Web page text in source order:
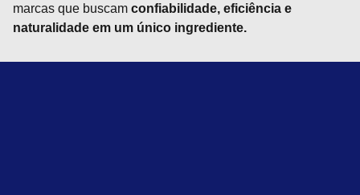
marcas que buscam confiabilidade, eficiência e
naturalidade em um único ingrediente.